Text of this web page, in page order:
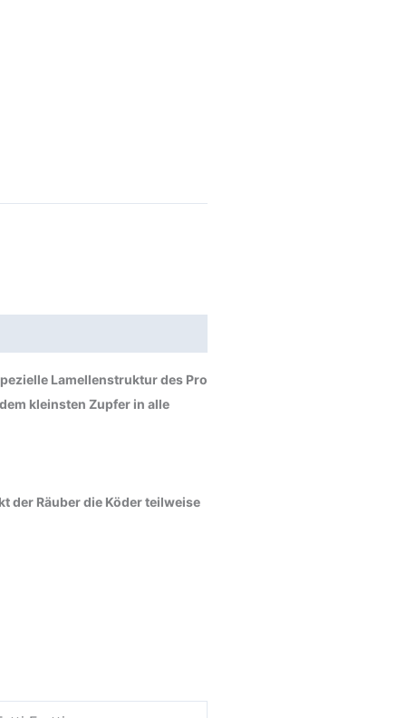
Lamellenstruktur des Pro
kleinsten Zupfer in alle
der Räuber die Köder teilweise